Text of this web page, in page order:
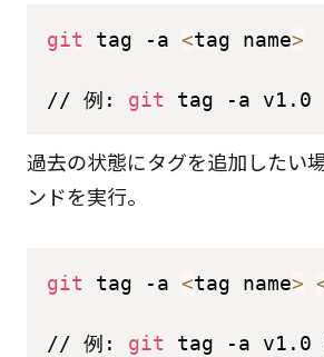
git tag -a <tag name>
// 例: git tag -a v1.0
過去の状態にタグを追加したい
ンドを実行。
git tag -a <tag name>
// 例: git tag -a v1.0